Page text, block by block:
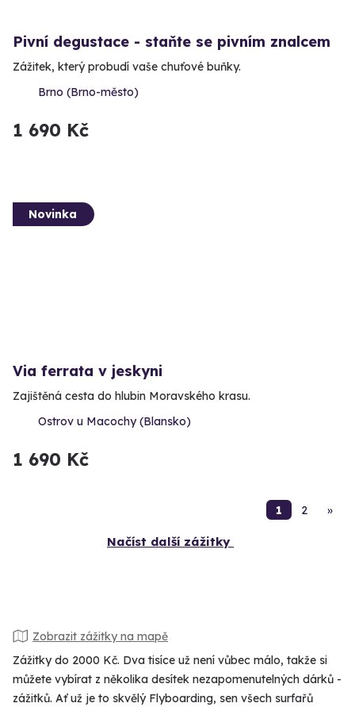
Pivní degustace - staňte se pivním znalcem
Zážitek, který probudí vaše chuťové buňky.
Brno (Brno-město)
1 690 Kč
Novinka
Via ferrata v jeskyni
Zajištěná cesta do hlubin Moravského krasu.
Ostrov u Macochy (Blansko)
1 690 Kč
1 2 »
Načíst další zážitky
Zobrazit zážitky na mapě
Zážitky do 2000 Kč. Dva tisíce už není vůbec málo, takže si
můžete vybírat z několika desítek nezapomenutelných dárků -
zážitků. Ať už je to skvělý Flyboarding, sen všech surfařů